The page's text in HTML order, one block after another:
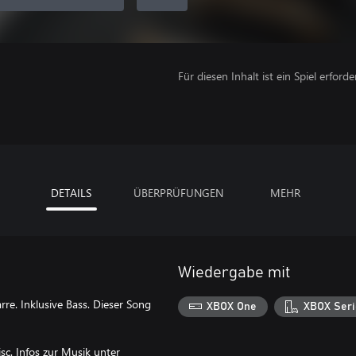
Für diesen Inhalt ist ein Spiel
DETAILS ÜBERPRÜFUNGEN MEHR
Inklusive Bass. Dieser Song
Infos zur Musik unter
Wiedergabe mit
XBOX One XBOX